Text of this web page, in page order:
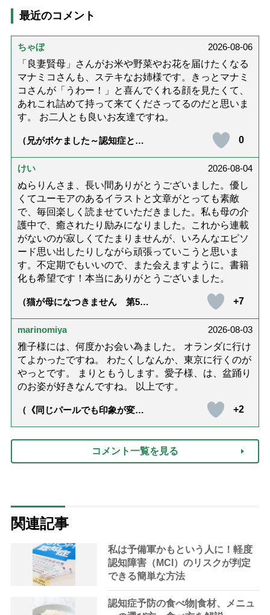
最近のコメント
ちゃぼ
2026-08-06
「良妻賢母」さんがお米や野菜やお花を届けたくなる
マナミコさんも、ステキなお姉様です。きっとマナミ
コさんが「うわー！」と喜んでくれる顔を見たくて、
あれこれ詰めて持って来てくださってるのだと思いま
す。 お二人とも良いお友達ですね。
（兄がボケました～認知症と介
達』が届きました」）
0
けい
2026-08-04
ぬらりんさま、長い間ありがとうございました。優し
くてユーモアのあるイラストと文章がとっても素敵
で、毎回楽しく読ませていただきました。私も母の介
護中で、癒されたり励みになりました。これから連載
がないのが寂しくてたまりませんが、いろんなエピソ
ード思い出したりしながら頑張っていこうと思いま
す。不定期でもいいので、また会えますように。書籍
化も希望です！本当にありがとうございました。
（猫が母になつきません 第500
+7
marinomiya
2026-08-03
雅子様には、何度かお会い為ました。 オランダに行け
てよかったですね。 わたくしなんか、東京に行くのが
やっとです。 まりともうします。愛子様、は、盆踊り
のお姿が好きなんですね。 以上です。
（《同じパールでも印象が変
の夏ネックレス」上品＆涼しげ
に見せる4つの法則）
+2
コメント一覧を見る
関連記事
私は予備軍かもという人に！軽度
認知障害（MCI）のリスクが判定
できる簡単な方法
認知症予防の食べ物|食材、メニュ